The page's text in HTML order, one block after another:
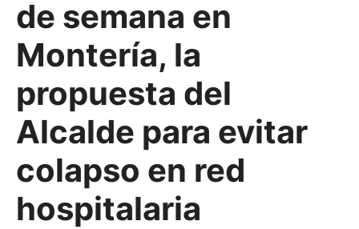
de semana en
Montería, la
propuesta del
Alcalde para evitar
colapso en red
hospitalaria